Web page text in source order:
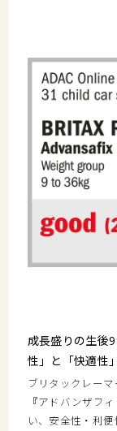
成長盛りの生後
性」と「快適性
ブリタックレー
『アドバンザフ
い、安全性・利